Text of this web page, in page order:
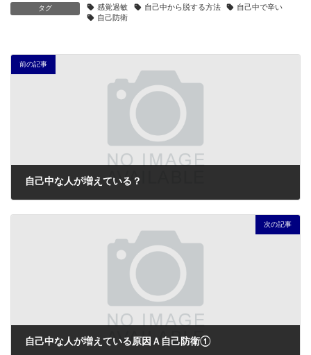
タグ 感覚過敏 自己中から脱する方法
自己中で辛い
自己防衛
前の記事
自己中な人が増えている？
次の記事
自己中な人が増えている原因Ａ自己防衛①